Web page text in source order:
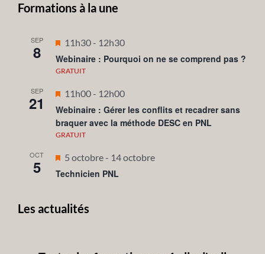
Formations à la une
SEP
8
Mis
en
avant
11h30- 12h30
Webinaire : Pourquoi on ne se comprend pas ?
GRATUIT
SEP
21
Mis
en
avant
11h00- 12h00
Webinaire : Gérer les conflits et recadrer sans
braquer avec la méthode DESC en PNL
GRATUIT
OCT
5
Mis
en
5 octobre- 14 octobre
Technicien PNL
Les actualités